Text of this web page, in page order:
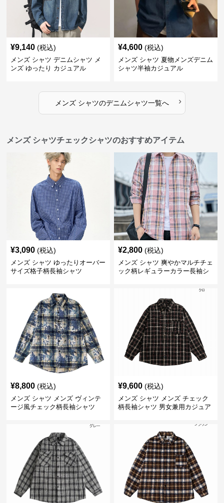
¥9,140 (税込)
メンズ シャツ デニムシャツ メ
ンズ ゆったり カジュアル
¥4,600 (税込)
メンズ シャツ 夏物メンズデニム
シャツ半袖カジュアル
メンズ シャツのデニムシャツ一覧へ ›
メンズ シャツチェックシャツのおすすめアイテム
¥3,090 (税込)
メンズ シャツ ゆったりオーバー
サイズ格子柄長袖シャツ
¥2,800 (税込)
メンズ シャツ 爽やかマルチチェ
ック柄レギュラーカラー長袖シ
¥8,800 (税込)
メンズ シャツ メンズ ヴィンテ
ージ風チェック柄長袖シャツ
¥9,600 (税込)
メンズ シャツ メンズ チェック
柄長袖シャツ 男女兼用カジュア